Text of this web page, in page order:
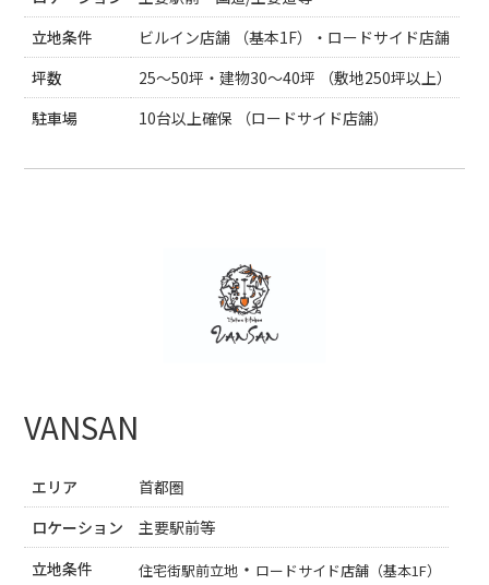
立地条件
ビルイン店舗 （基本1F）・ロードサイド店舗
坪数
25～50坪・建物30～40坪 （敷地250坪以上）
駐車場
10台以上確保 （ロードサイド店舗）
VANSAN
エリア
首都圏
ロケーション
主要駅前等
立地条件
住宅街駅前立地 ・ ロードサイド店舗（基本1F）